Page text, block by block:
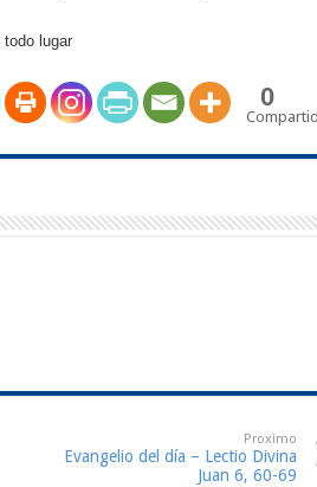
lugar
0
Proximo
Evangelio del día – Lectio Divina
Juan 6, 60-69